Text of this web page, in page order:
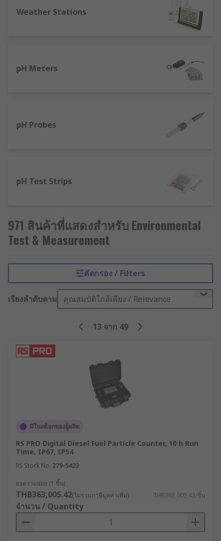
Weather Stations
pH Meters
pH Probes
pH Test Strips
971 สินค้าที่แสดงสำหรับ Environmental
Test & Measurement
คัดกรอง / Filters
เรียงลำดับตาม คุณสมบัติใกล้เคียง / Relevance
13 จาก 49
มีในสต็อกของผู้ผลิต
RS PRO Digital Diesel Fuel Particle Counter, 10 h Run
Time, IP67, IP54
RS Stock No. 279-5423
ยอดรวมย่อย (1 ชิ้น)
THB363,005.42(ไม่รวมภาษีมูลค่าเพิ่ม) THB363,005.42/ชิ้น
จำนวน / Quantity